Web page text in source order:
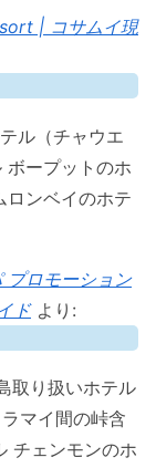
| コサムイ現
ル（チャウエ
ボープットのホ
ロンベイのホテ
プロモーション
ド より:
取り扱いホテル
マイ間の峠含
チェンモンのホ